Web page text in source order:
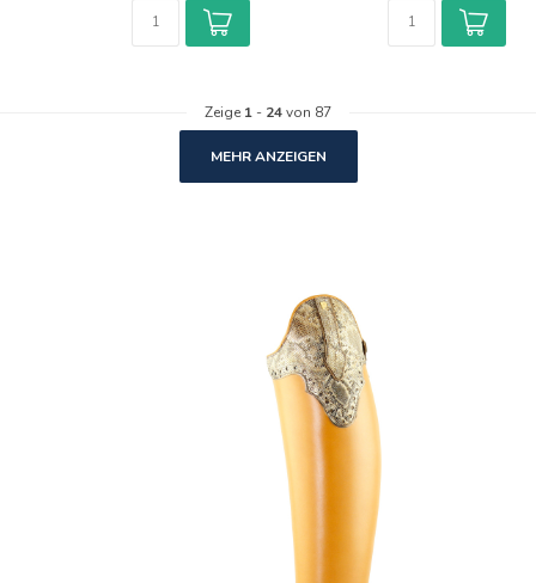
Zeige 1 - 24von 87
MEHR ANZEIGEN